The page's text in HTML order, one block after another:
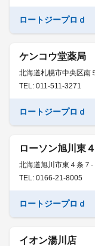
ロートジープロｄ
ケンコウ堂薬局
北海道札幌市中央区南
TEL: 011-511-3271
ロートジープロｄ
ローソン旭川東
北海道旭川市東４条７-
TEL: 0166-21-8005
ロートジープロｄ
イオン湯川店